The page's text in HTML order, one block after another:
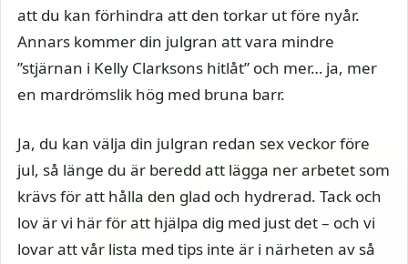
att du kan förhindra att den torkar ut före nyår.
Annars kommer din julgran att vara mindre
”stjärnan i Kelly Clarksons hitlåt” och mer… ja, mer
en mardrömslik hög med bruna barr.
Ja, du kan välja din julgran redan sex veckor före
jul, så länge du är beredd att lägga ner arbetet som
krävs för att hålla den glad och hydrerad. Tack och
lov är vi här för att hjälpa dig med just det – och vi
lovar att vår lista med tips inte är i närheten av så